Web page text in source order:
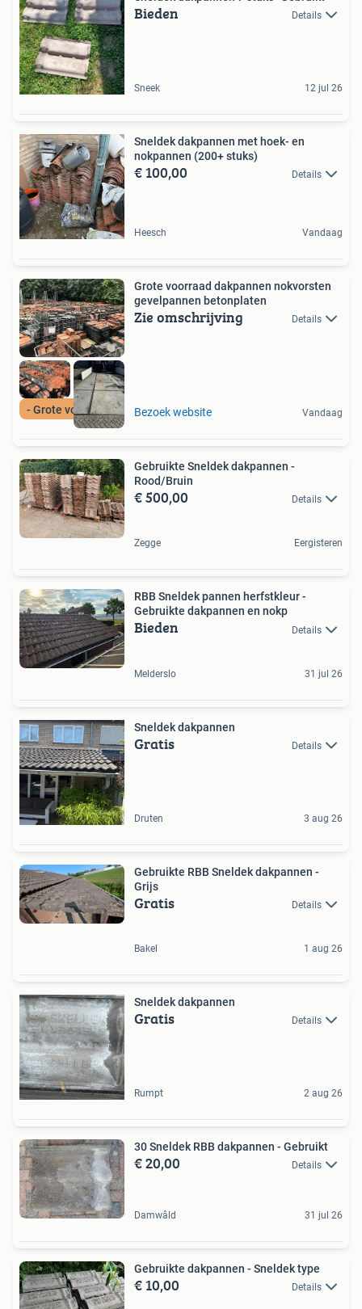
Bieden Details
Sneek 12 jul 26
Sneldek dakpannen met hoek- en
nokpannen (200+ stuks)
€ 100,00 Details
Heesch Vandaag
- Grote voorraad -
Grote voorraad dakpannen nokvorsten
gevelpannen betonplaten
Zie omschrijving Details
Bezoek website Vandaag
Gebruikte Sneldek dakpannen -
Rood/Bruin
€ 500,00 Details
Zegge Eergisteren
RBB Sneldek pannen herfstkleur -
Gebruikte dakpannen en nokp
Bieden Details
Melderslo 31 jul 26
Sneldek dakpannen
Gratis Details
Druten 3 aug 26
Gebruikte RBB Sneldek dakpannen -
Grijs
Gratis Details
Bakel 1 aug 26
Sneldek dakpannen
Gratis Details
Rumpt 2 aug 26
30 Sneldek RBB dakpannen - Gebruikt
€ 20,00 Details
Damwâld 31 jul 26
Gebruikte dakpannen - Sneldek type
€ 10,00 Details